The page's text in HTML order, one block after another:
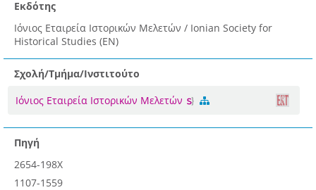
Εκδότης
Ιόνιος Εταιρεία Ιστορικών Μελετών / Ionian Society for
Historical Studies (EN)
Σχολή/Τμήμα/Ινστιτούτο
Ιόνιος Εταιρεία Ιστορικών Μελετών
Πηγή
2654-198X
1107-1559